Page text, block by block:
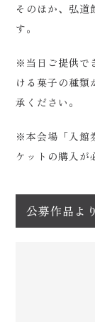
そのほか、弘道
す。
※当日ご提供で
ける菓子の種類
承ください。
※本会場「入館
ケットの購入が
公募作品より